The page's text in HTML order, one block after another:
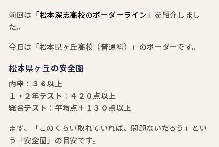
前回は 「松本深志高校のボーダーライン」 を紹介しまし
た。
今日は「松本県ヶ丘高校（普通科）」のボーダーです。
松本県ヶ丘の安全圏
内申：３６以上
１・２年テスト：４２０点以上
総合テスト：平均点＋１３０点以上
まず、「このくらい取れていれば、問題ないだろう」とい
う「安全圏」の目安です。